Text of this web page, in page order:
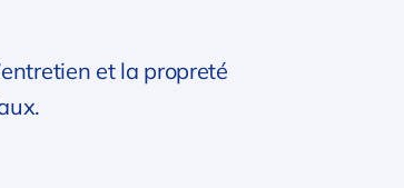
et la propreté